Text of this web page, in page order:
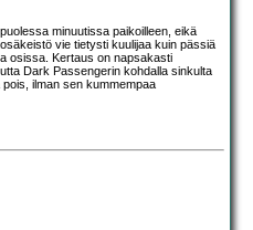
minuutissa paikoilleen, eikä
vie tietysti kuulijaa kuin pässiä
osissa. Kertaus on napsakasti
Dark Passengerin kohdalla sinkulta
ilman sen kummempaa